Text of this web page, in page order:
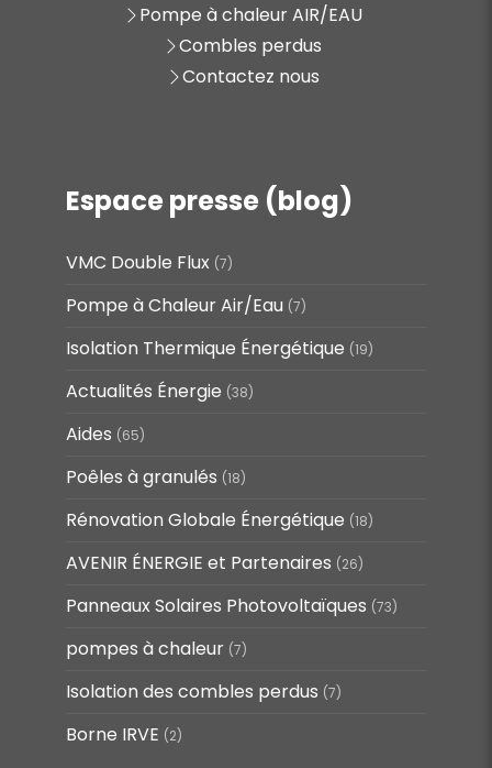
Pompe à chaleur AIR/EAU
Combles perdus
Contactez nous
Espace presse (blog)
VMC Double Flux (7)
Pompe à Chaleur Air/Eau (7)
Isolation Thermique Énergétique (19)
Actualités Énergie (38)
Aides (65)
Poêles à granulés (18)
Rénovation Globale Énergétique (18)
AVENIR ÉNERGIE et Partenaires (26)
Panneaux Solaires Photovoltaïques (73)
pompes à chaleur (7)
Isolation des combles perdus (7)
Borne IRVE (2)